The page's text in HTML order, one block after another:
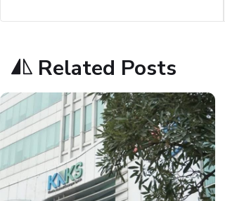
Related Posts